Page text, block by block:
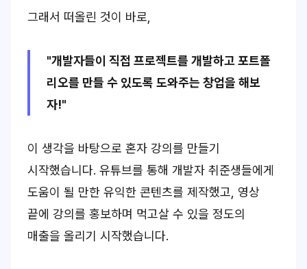
그래서 떠올린 것이 바로,
"개발자들이 직접 프로젝트를 개발하고 포트폴
리오를 만들 수 있도록 도와주는 창업을 해보
자!"
이 생각을 바탕으로 혼자 강의를 만들기
시작했습니다. 유튜브를 통해 개발자 취준생들에게
도움이 될 만한 유익한 콘텐츠를 제작했고, 영상
끝에 강의를 홍보하며 먹고살 수 있을 정도의
매출을 올리기 시작했습니다.